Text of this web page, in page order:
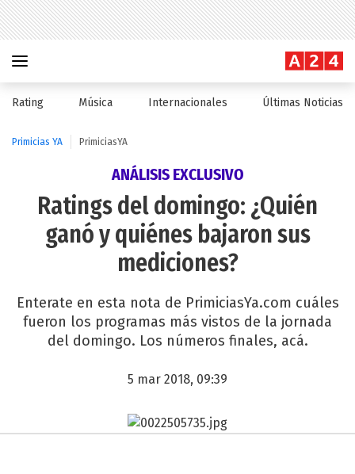
Rating Música Internacionales Últimas Noticias
Primicias YA PrimiciasYA
ANÁLISIS EXCLUSIVO
Ratings del domingo: ¿Quién
ganó y quiénes bajaron sus
mediciones?
Enterate en esta nota de PrimiciasYa.com cuáles
fueron los programas más vistos de la jornada
del domingo. Los números finales, acá.
5 mar 2018, 09:39